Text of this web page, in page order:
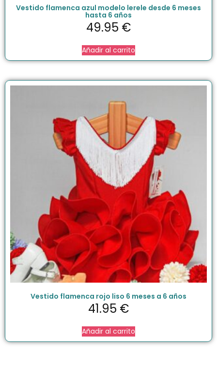
Vestido flamenca azul modelo lerele desde 6 meses
hasta 6 años
49.95 €
Añadir al carrito
Vestido flamenca rojo liso 6 meses a 6 años
41.95 €
Añadir al carrito